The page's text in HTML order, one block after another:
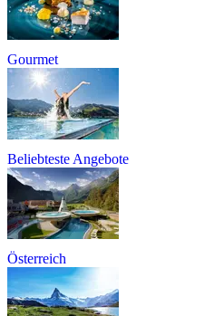
Gourmet
Beliebteste Angebote
Österreich